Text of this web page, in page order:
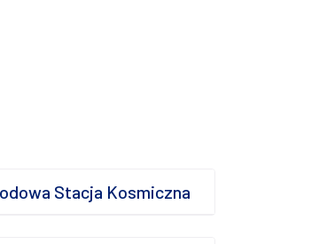
Stacja Kosmiczna